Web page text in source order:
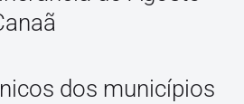
dos municípios